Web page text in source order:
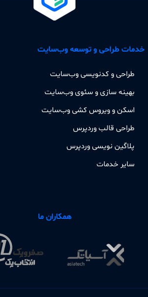
خدمات طراحی و توسعه وب‌سایت
طراحی و کدنویسی وب‌سایت
بهینه سازی و سئوی وب‌سایت
اسکن و ویروس کشی وب‌سایت
طراحی قالب وردپرس
پلاگین نویسی وردپرس
سایر خدمات
همکاران ما